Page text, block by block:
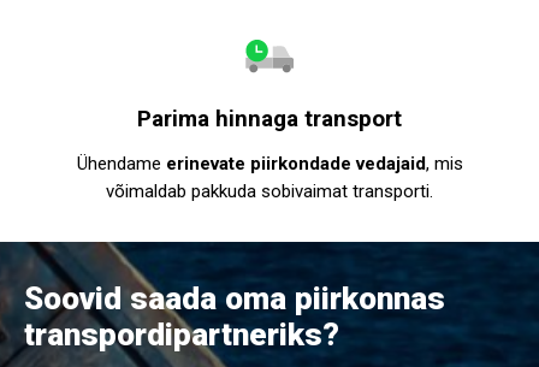
Parima hinnaga transport
Ühendame erinevate piirkondade vedajaid, mis
võimaldab pakkuda sobivaimat transporti.
Soovid saada oma piirkonnas
transpordipartneriks?